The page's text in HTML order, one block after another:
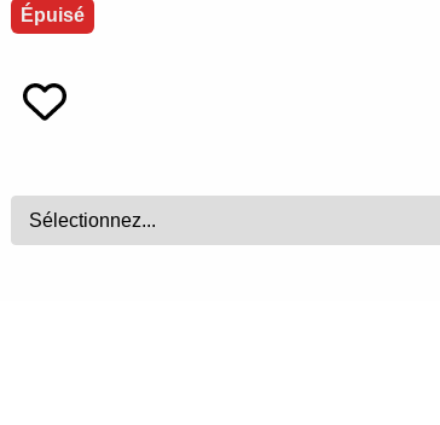
Épuisé